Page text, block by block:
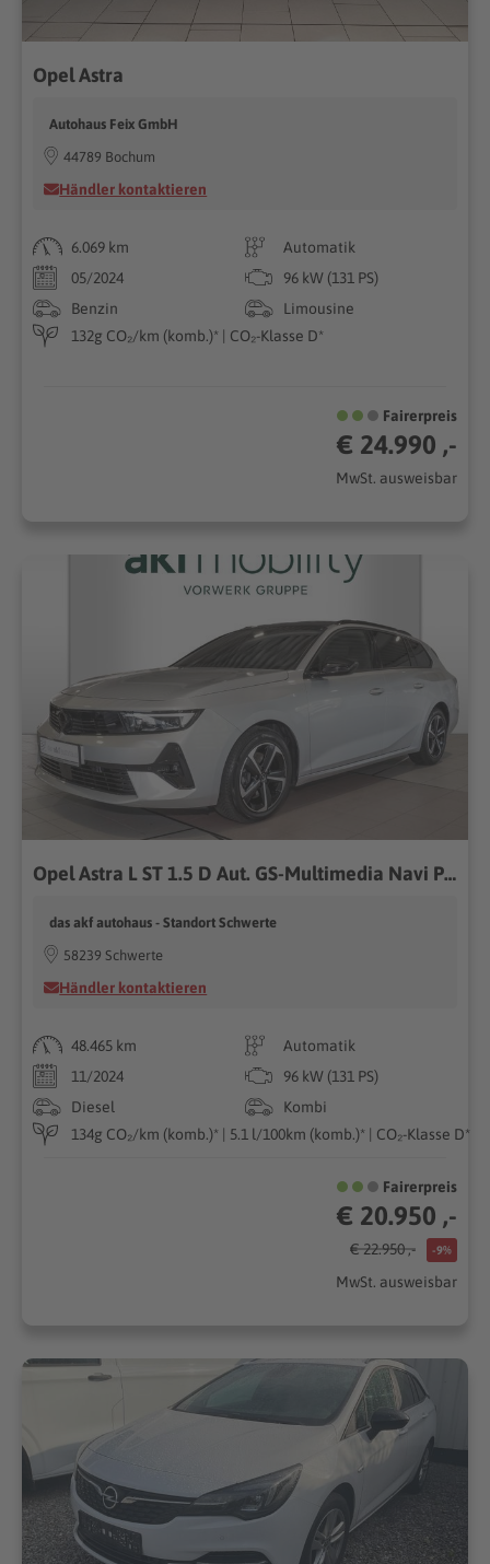
Opel Astra
Autohaus Feix GmbH
44789 Bochum
Händler kontaktieren
6.069 km
Automatik
05/2024
96 kW (131 PS)
Benzin
Limousine
132g CO₂/km (komb.)* | CO₂-Klasse D*
Fairerpreis
€ 24.990 ,-
MwSt. ausweisbar
Opel Astra L ST 1.5 D Aut. GS-Multimedia Navi Pro*AHK
das akf autohaus - Standort Schwerte
58239 Schwerte
Händler kontaktieren
48.465 km
Automatik
11/2024
96 kW (131 PS)
Diesel
Kombi
134g CO₂/km (komb.)* | 5.1 l/100km (komb.)* | CO₂-Klasse D*
Fairerpreis
€ 20.950 ,-
€ 22.950 ,- -9%
MwSt. ausweisbar